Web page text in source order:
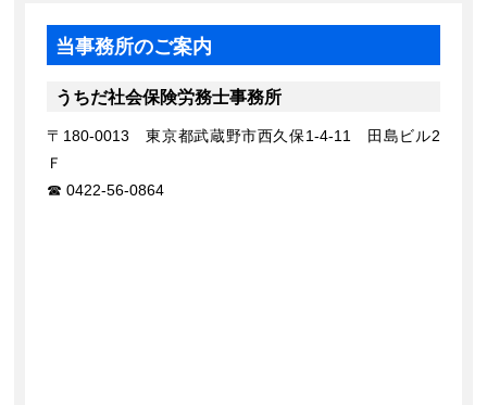
当事務所のご案内
うちだ社会保険労務士事務所
〒180-0013 東京都武蔵野市西久保1-4-11 田島ビル2
Ｆ
0422-56-0864